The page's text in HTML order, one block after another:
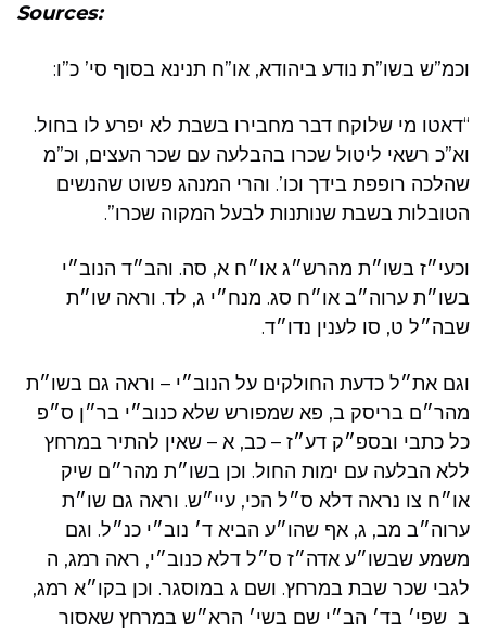
Sources:
וכמ”ש בשו”ת נודע ביהודא, או”ח תנינא בסוף סי’ כ”ו:
“דאטו מי שלוקח דבר מחבירו בשבת לא יפרע לו בחול.
וא”כ רשאי ליטול שכרו בהבלעה עם שכר העצים, וכ”מ
שהלכה רופפת בידך וכו’. והרי המנהג פשוט שהנשים
הטובלות בשבת שנותנות לבעל המקוה שכרו”.
וכעי״ז בשו״ת מהרש״ג או״ח א, סה. והב״ד הנוב״י
בשו״ת ערוה״ב או״ח סג. מנח״י ג, לד. וראה שו״ת
שבה״ל ט, סו לענין נדו״ד.
וגם את״ל כדעת החולקים על הנוב״י – וראה גם בשו״ת
מהר״ם בריסק ב, פא שמפורש שלא כנוב״י בר״ן ס״פ
כל כתבי ובספ״ק דע״ז – כב, א – שאין להתיר במרחץ
ללא הבלעה עם ימות החול. וכן בשו״ת מהר״ם שיק
או״ח צו נראה דלא ס״ל הכי, עיי״ש. וראה גם שו״ת
ערוה״ב מב, ג, אף שהו״ע הביא ד׳ נוב״י כנ״ל. וגם
משמע שבשו״ע אדה״ז ס״ל דלא כנוב״י, ראה רמג, ה
לגבי שכר שבת במרחץ. ושם ג במוסגר. וכן בקו״א רמג,
ב שפי׳ בד׳ הב״י שם בשי׳ הרא״ש במרחץ שאסור